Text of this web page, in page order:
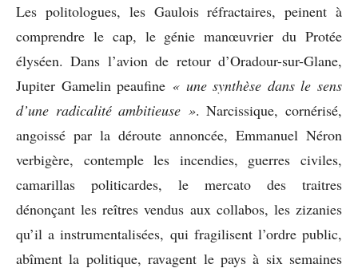
Les politologues, les Gaulois réfractaires, peinent à
comprendre le cap, le génie manœuvrier du Protée
élyséen. Dans l’avion de retour d’Oradour-sur-Glane,
Jupiter Gamelin peaufine « une synthèse dans le sens
d’une radicalité ambitieuse ». Narcissique, cornérisé,
angoissé par la déroute annoncée, Emmanuel Néron
verbigère, contemple les incendies, guerres civiles,
camarillas politicardes, le mercato des traitres
dénonçant les reîtres vendus aux collabos, les zizanies
qu’il a instrumentalisées, qui fragilisent l’ordre public,
abîment la politique, ravagent le pays à six semaines